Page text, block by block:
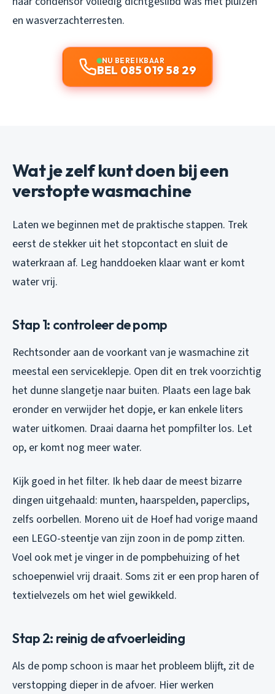
en wasverzachterresten.
NU BEREIKBAAR
BEL 085 019 58 29
Wat je zelf kunt doen bij een
verstopte wasmachine
Laten we beginnen met de praktische stappen. Trek
eerst de stekker uit het stopcontact en sluit de
waterkraan af. Leg handdoeken klaar want er komt
water vrij.
Stap 1: controleer de pomp
Rechtsonder aan de voorkant van je wasmachine zit
meestal een serviceklepje. Open dit en trek voorzichtig
het dunne slangetje naar buiten. Plaats een lage bak
eronder en verwijder het dopje, er kan enkele liters
water uitkomen. Draai daarna het pompfilter los. Let
op, er komt nog meer water.
Kijk goed in het filter. Ik heb daar de meest bizarre
dingen uitgehaald: munten, haarspelden, paperclips,
zelfs oorbellen. Moreno uit de Hoef had vorige maand
een LEGO-steentje van zijn zoon in de pomp zitten.
Voel ook met je vinger in de pompbehuizing of het
schoepenwiel vrij draait. Soms zit er een prop haren of
textielvezels om het wiel gewikkeld.
Stap 2: reinig de afvoerleiding
Als de pomp schoon is maar het probleem blijft, zit de
verstopping dieper in de afvoer. Hier werken